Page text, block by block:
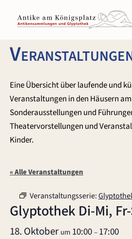
Inhalt
springen
Eine Übersicht über laufende und
Veranstaltungen in den Häusern
Sonderausstellungen und
Theatervorstellungen und
Kinder.
« Alle Veranstaltungen
Veranstaltungsserie:
Glyptothek Di-Mi,
18. Oktoberum 10:00–17:00